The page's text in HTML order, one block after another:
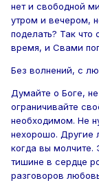
нет и свободной
утром и вечером,
поделать? Так что
время, и Свами
Без волнений, с
Думайте о Боге,
ограничивайте
необходимом. Не
нехорошо. Другие
когда вы молчите.
тишине в сердце
разговоров